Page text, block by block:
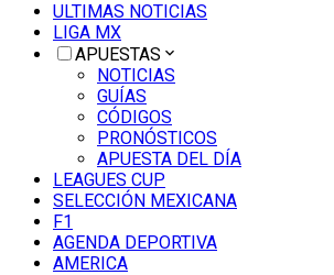
ULTIMAS NOTICIAS
LIGA MX
APUESTAS
NOTICIAS
GUÍAS
CÓDIGOS
PRONÓSTICOS
APUESTA DEL DÍA
LEAGUES CUP
SELECCIÓN MEXICANA
F1
AGENDA DEPORTIVA
AMERICA